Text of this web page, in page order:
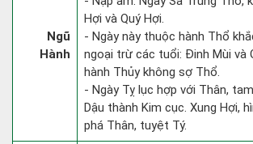
Ngũ
Hành
Hợi và Quý Hợi.
- Ngày này thuộc hành Thổ
ngoại trừ các tuổi: Đinh Mùi và
hành Thủy không sợ Thổ.
- Ngày Tỵ lục hợp với Thân,
Dậu thành Kim cục. Xung Hợi,
phá Thân, tuyệt Tý.